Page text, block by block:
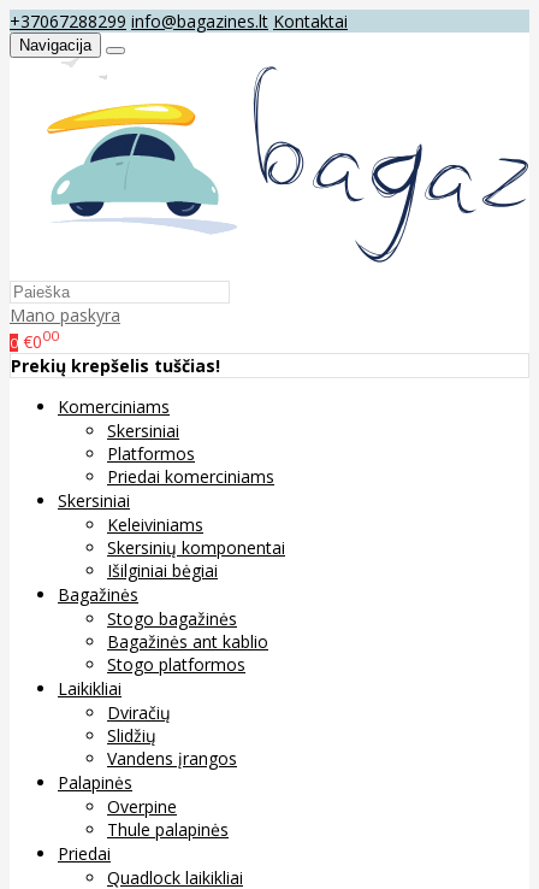
+37067288299 info@bagazines.lt Kontaktai
Navigacija
Mano paskyra
0 €000
Prekių krepšelis tuščias!
Komerciniams
Skersiniai
Platformos
Priedai komerciniams
Skersiniai
Keleiviniams
Skersinių komponentai
Išilginiai bėgiai
Bagažinės
Stogo bagažinės
Bagažinės ant kablio
Stogo platformos
Laikikliai
Dviračių
Slidžių
Vandens įrangos
Palapinės
Overpine
Thule palapinės
Priedai
Quadlock laikikliai